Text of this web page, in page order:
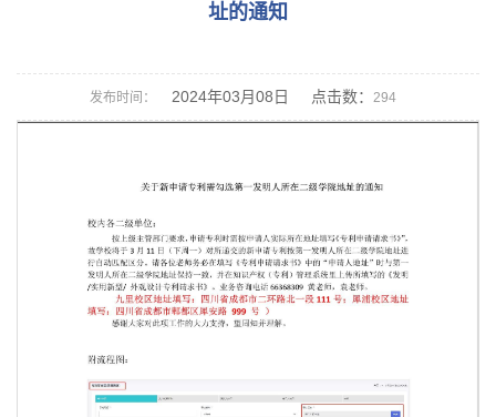
址的通知
发布时间： 2024年03月08日 点击数： 294